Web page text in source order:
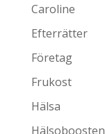
Caroline
Efterrätter
Företag
Frukost
Hälsa
Hälsoboosten